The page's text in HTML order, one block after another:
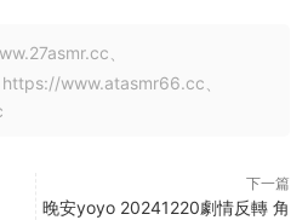
、
www.atasmr66.cc、
下一篇
晚安yoyo 20241220劇情反轉 角